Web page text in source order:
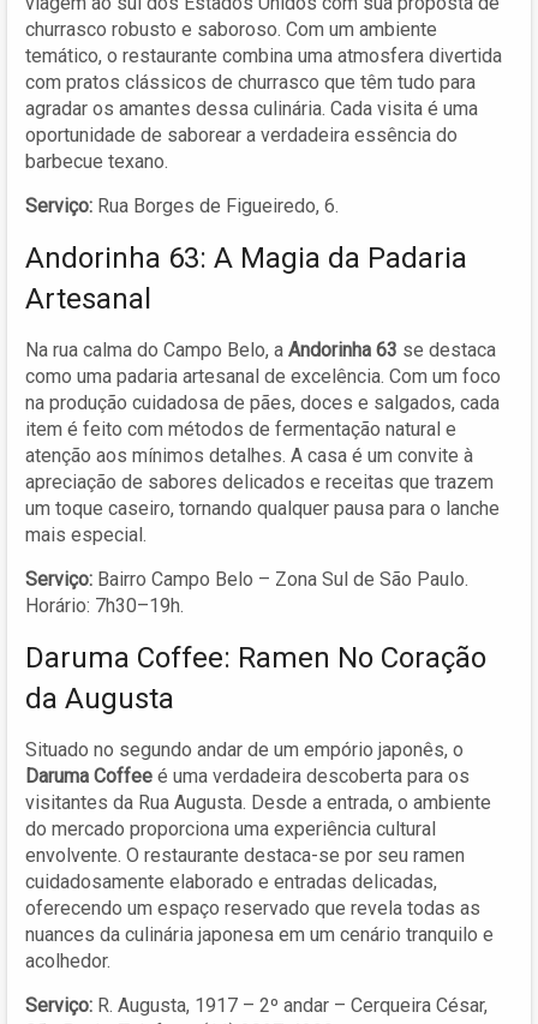
churrasco robusto e saboroso. Com um ambiente
temático, o restaurante combina uma atmosfera divertida
com pratos clássicos de churrasco que têm tudo para
agradar os amantes dessa culinária. Cada visita é uma
oportunidade de saborear a verdadeira essência do
barbecue texano.
Serviço: Rua Borges de Figueiredo, 6.
Andorinha 63: A Magia da Padaria
Artesanal
Na rua calma do Campo Belo, a Andorinha 63 se destaca
como uma padaria artesanal de excelência. Com um foco
na produção cuidadosa de pães, doces e salgados, cada
item é feito com métodos de fermentação natural e
atenção aos mínimos detalhes. A casa é um convite à
apreciação de sabores delicados e receitas que trazem
um toque caseiro, tornando qualquer pausa para o lanche
mais especial.
Serviço: Bairro Campo Belo – Zona Sul de São Paulo.
Horário: 7h30–19h.
Daruma Coffee: Ramen No Coração
da Augusta
Situado no segundo andar de um empório japonês, o
Daruma Coffee é uma verdadeira descoberta para os
visitantes da Rua Augusta. Desde a entrada, o ambiente
do mercado proporciona uma experiência cultural
envolvente. O restaurante destaca-se por seu ramen
cuidadosamente elaborado e entradas delicadas,
oferecendo um espaço reservado que revela todas as
nuances da culinária japonesa em um cenário tranquilo e
acolhedor.
Serviço: R. Augusta, 1917 – 2º andar – Cerqueira César,